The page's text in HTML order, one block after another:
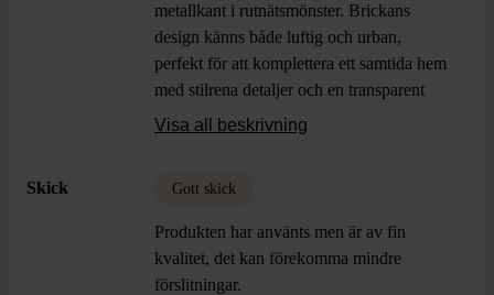
metallkant i rutnätsmönster. Brickans
design känns både luftig och urban,
perfekt för att komplettera ett samtida hem
med stilrena detaljer och en transparent
känsla.
Visa all beskrivning
Skick Gott skick
Produkten har använts men är av fin
kvalitet, det kan förekomma mindre
förslitningar.